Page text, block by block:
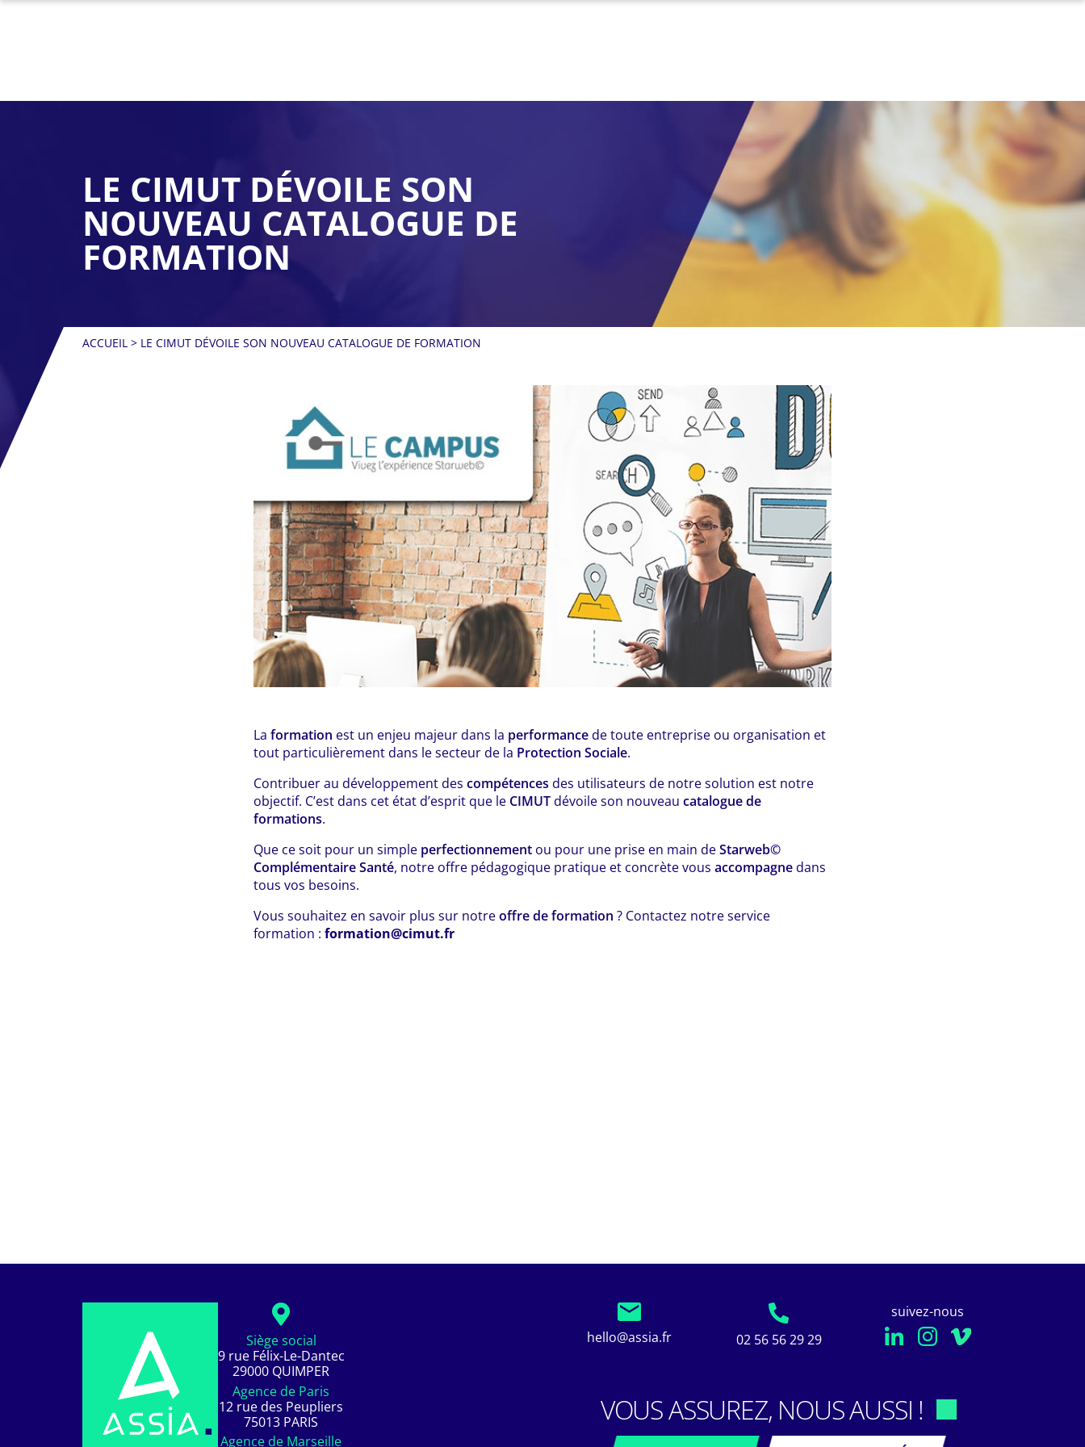
LE CIMUT DÉVOILE SON
NOUVEAU CATALOGUE DE
FORMATION
ACCUEIL > LE CIMUT DÉVOILE SON NOUVEAU CATALOGUE DE FORMATION
La formation est un enjeu majeur dans la performancede toute entreprise ou organisation et
tout particulièrement dans le secteur de la Protection Sociale.
Contribuer au développement des compétences des utilisateurs de notre solution est notre
objectif. C’est dans cet état d’esprit que le CIMUTdévoile son nouveau catalogue de
formations.
Que ce soit pour un simple perfectionnement ou pour une prise en main deStarweb©
Complémentaire Santé, notre offre pédagogique pratique et concrète vous accompagnedans
tous vos besoins.
Vous souhaitez en savoir plus sur notreoffre de formation ? Contactez notre service
formation : formation@cimut.fr
Siège social
9 rue Félix-Le-Dantec
29000 QUIMPER
Agence de Paris
12 rue des Peupliers
75013 PARIS
Agence de Marseille
hello@assia.fr 02 56 56 29 29
suivez-nous
VOUS ASSUREZ, NOUS AUSSI !